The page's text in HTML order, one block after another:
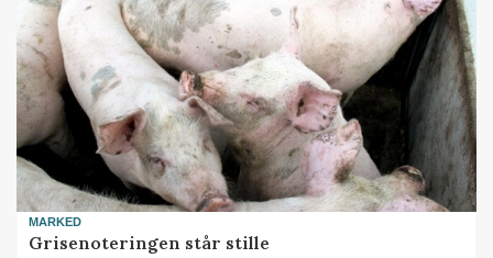
MARKED
Grisenoteringen står stille